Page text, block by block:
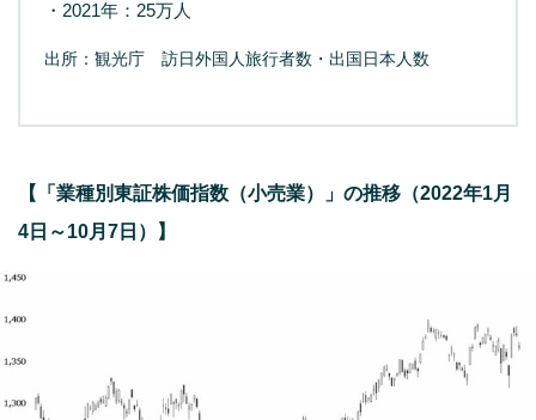
・2021年：25万人
出所：観光庁 訪日外国人旅行者数・出国日本人数
【「業種別東証株価指数（小売業）」の推移（2022年1月
4日～10月7日）】